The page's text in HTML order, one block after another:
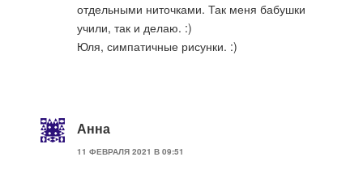
отдельными ниточками. Так меня бабушки
учили, так и делаю. :)
Юля, симпатичные рисунки. :)
Анна
11 ФЕВРАЛЯ 2021 В 09:51